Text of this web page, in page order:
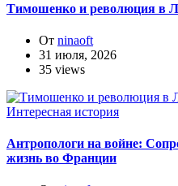
Тимошенко и революция в
От ninaoft
31 июля, 2026
35 views
Интересная история
Антропологи на войне:
жизнь во Франции